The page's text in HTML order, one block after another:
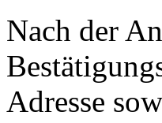
Nach der
Adresse